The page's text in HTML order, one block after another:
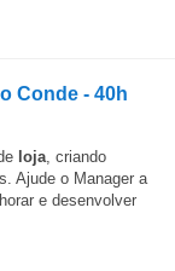
Conde - 40h
loja, criando
Ajude o Manager a
e desenvolver